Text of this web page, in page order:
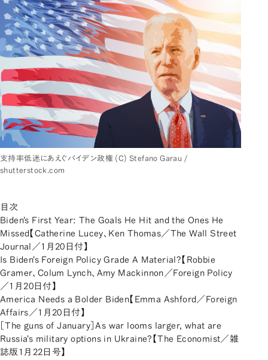
支持率低迷にあえぐバイデン政権 (C) Stefano Garau /
shutterstock.com
目次
Biden's First Year: The Goals He Hit and the Ones He
Missed【Catherine Lucey、Ken Thomas／The Wall Street
Journal／1月20日付】
Is Biden's Foreign Policy Grade A Material?【Robbie
Gramer、Colum Lynch、Amy Mackinnon／Foreign Policy
／1月20日付】
America Needs a Bolder Biden【Emma Ashford／Foreign
Affairs／1月20日付】
［The guns of January］As war looms larger, what are
Russia's military options in Ukraine?【The Economist／雑
誌版1月22日号】